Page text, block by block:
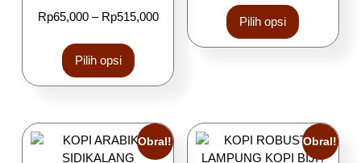
Rp65,000 – Rp515,000
Pilih opsi
Pilih opsi
Obral! Obral!